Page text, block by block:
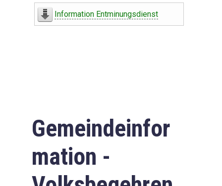
Information Entminungsdienst
Gemeindeinfor
mation -